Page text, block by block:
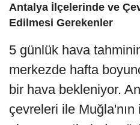
Antalya İlçelerinde ve
Edilmesi Gerekenler
5 günlük hava
merkezde hafta
bir hava bekleniyor.
çevreleri ile